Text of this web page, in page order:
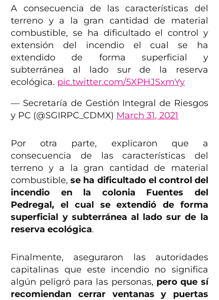
A consecuencia de las características del
terreno y a la gran cantidad de material
combustible, se ha dificultado el control y
extensión del incendio el cual se ha
extendido de forma superficial y
subterránea al lado sur de la reserva
ecológica. pic.twitter.com/5XPHJSxmYy
— Secretaría de Gestión Integral de Riesgos
y PC (@SGIRPC_CDMX) March 31, 2021
Por otra parte, explicaron que a
consecuencia de las características del
terreno y a la gran cantidad de material
combustible,se ha dificultado el control del
incendio en la colonia Fuentes del
Pedregal, el cual se extendió de forma
superficial y subterránea al lado sur de la
reserva ecológica.
Finalmente, aseguraron las autoridades
capitalinas que este incendio no significa
algún peligró para las personas, pero que sí
recomiendan cerrar ventanas y puertas